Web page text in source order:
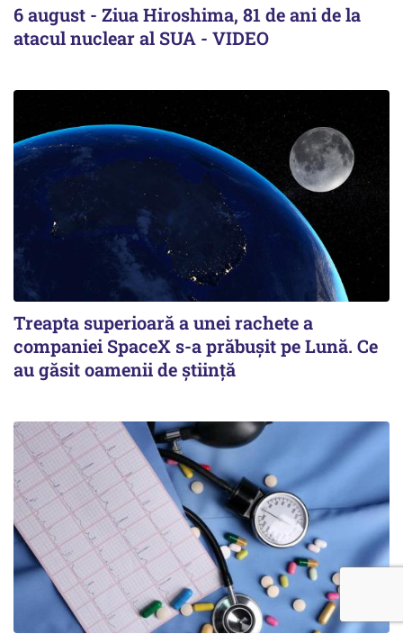
6 august - Ziua Hiroshima, 81 de ani de la
atacul nuclear al SUA - VIDEO
Treapta superioară a unei rachete a
companiei SpaceX s-a prăbușit pe Lună. Ce
au găsit oamenii de știință